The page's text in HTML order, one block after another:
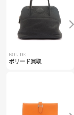
BOLIDE
ボリード買取